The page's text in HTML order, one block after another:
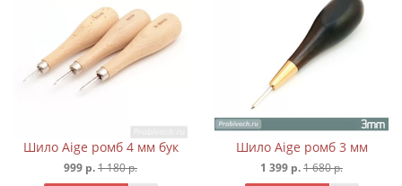
Шило Aige ромб 4 мм бук
999 р.1 180 р.
Шило Aige ромб 3 мм
1 399 р.1 680 р.